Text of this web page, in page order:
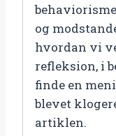
og
hvordan vi
refleksion, i
finde en
blevet
artiklen.